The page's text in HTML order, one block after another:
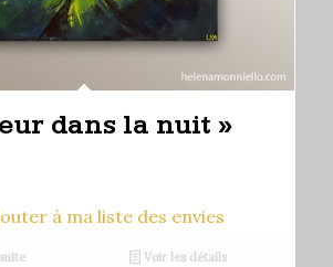
dans la nuit »
à ma liste des envies
Voir les détails